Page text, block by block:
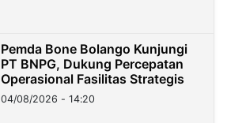
Pemda Bone Bolango Kunjungi
PT BNPG, Dukung Percepatan
Operasional Fasilitas Strategis
04/08/2026 - 14:20